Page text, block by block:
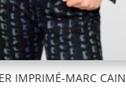
IMPRIMÉ-MARC CAIN